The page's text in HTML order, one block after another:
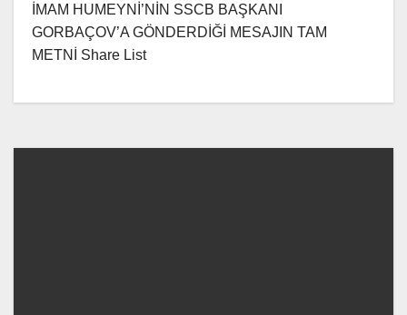
İMAM HUMEYNİ’NİN SSCB BAŞKANI
GORBAÇOV’A GÖNDERDİĞİ MESAJIN TAM
METNİ Share List